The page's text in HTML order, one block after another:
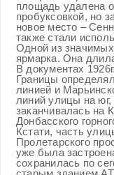
площадь удалена
пробуксовкой, но
новое место –
также стали
Одной из
ярмарка. Она
В документах
Границы
линией и
линий улицы на
заканчивалась на
Донбасского
Кстати, часть
Пролетарского
уже была
сохранилась по